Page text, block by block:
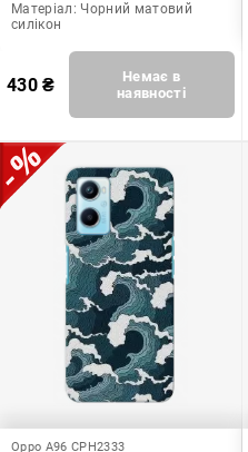
Матеріал: Чорний матовий
силікон
430₴
Немає в
наявності
Oppo A96 CPH2333